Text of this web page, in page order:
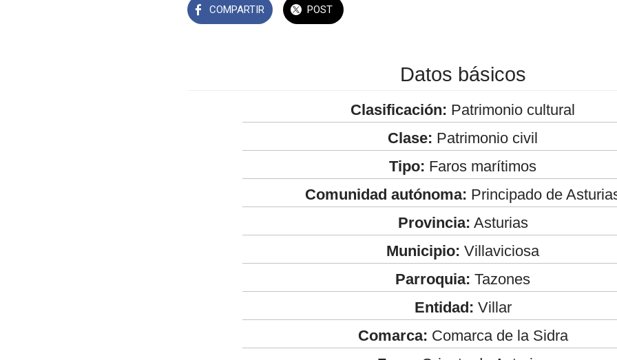
COMPARTIR POST
Datos básicos
Clasificación: Patrimonio cultural
Clase: Patrimonio civil
Tipo: Faros marítimos
Comunidad autónoma: Principado de
Provincia: Asturias
Municipio: Villaviciosa
Parroquia: Tazones
Entidad: Villar
Comarca: Comarca de la Sidra